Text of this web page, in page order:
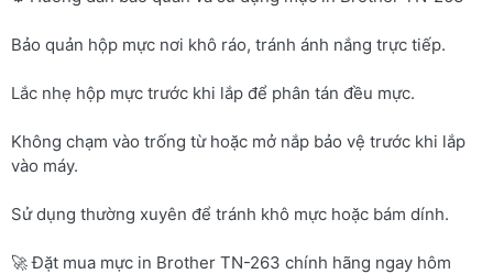
Bảo quản hộp mực nơi khô ráo, tránh ánh nắng trực tiếp.
Lắc nhẹ hộp mực trước khi lắp để phân tán đều mực.
Không chạm vào trống từ hoặc mở nắp bảo vệ trước khi lắp
vào máy.
Sử dụng thường xuyên để tránh khô mực hoặc bám dính.
🚀 Đặt mua mực in Brother TN-263 chính hãng ngay hôm